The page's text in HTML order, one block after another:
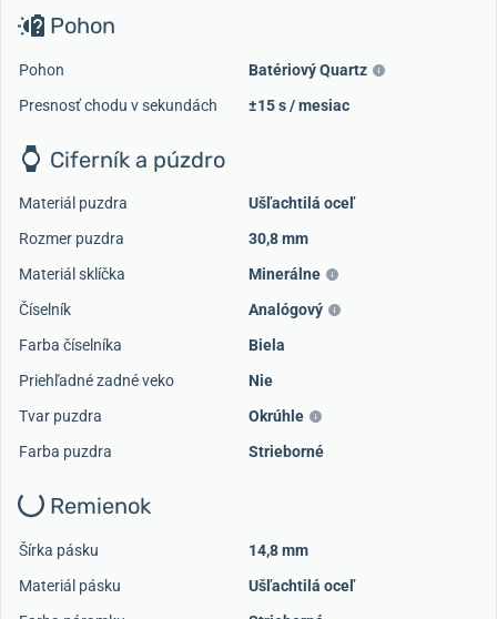
Pohon
Pohon
Batériový Quartz
Presnosť chodu v sekundách
±15 s / mesiac
Ciferník a púzdro
Materiál puzdra
Ušľachtilá oceľ
Rozmer puzdra
30,8 mm
Materiál sklíčka
Minerálne
Číselník
Analógový
Farba číselníka
Biela
Priehľadné zadné veko
Nie
Tvar puzdra
Okrúhle
Farba puzdra
Strieborné
Remienok
Šírka pásku
14,8 mm
Materiál pásku
Ušľachtilá oceľ